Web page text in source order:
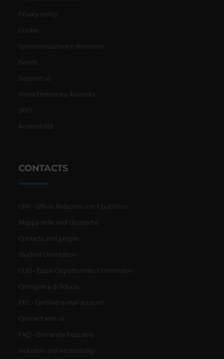
Privacy policy
Cookie
Sponsorizzazioni e donazioni
Events
Support us
Firma Elettronica Avanzata
SPID
Accessibilità
CONTACTS
URP - Ufficio Relazioni con il pubblico
Mappa delle sedi didattiche
Contacts and people
Student Orientation
CUG - Equal Opportunities Commission
Consigliera di fiducia
PEC - Certified e-mail account
Connect with us
FAQ - Domande frequenti
Inclusion and Accessibility